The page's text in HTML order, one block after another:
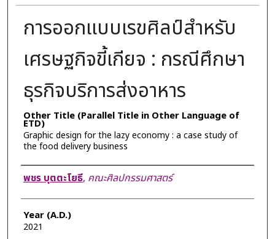
การออกแบบเรขศิลป์สำหรับ
เศรษฐกิจขี้เกียจ : กรณีศึกษา
ธุรกิจบริการส่งอาหาร
Other Title (Parallel Title in Other Language of
ETD)
Graphic design for the lazy economy : a case study of
the food delivery business
Author
พชร บุตตะโยธี, คณะศิลปกรรมศาสตร์
Year (A.D.)
2021